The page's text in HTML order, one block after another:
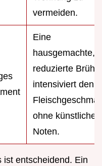
vermeiden.
Eine
hausgemachte,
reduzierte Brühe
intensiviert den
ohne künstliche
Noten.
ist entscheidend. Ein